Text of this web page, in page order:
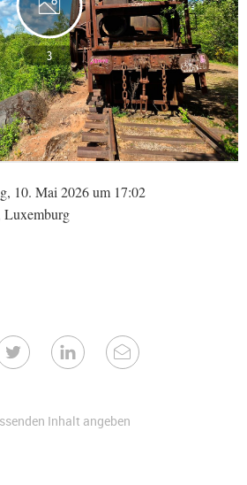
3
10. Mai 2026 um 17:02
Luxemburg
Inhalt angeben